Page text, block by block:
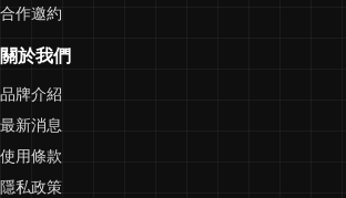
合作邀約
關於我們
品牌介紹
最新消息
使用條款
隱私政策